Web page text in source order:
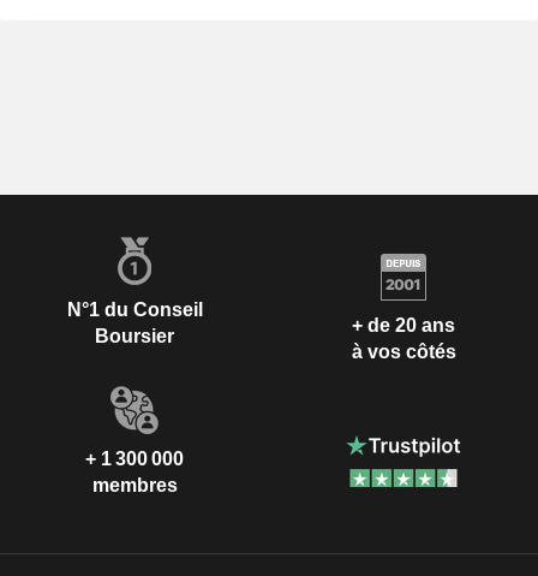
N°1 du Conseil
Boursier
+ de 20 ans
à vos côtés
+ 1 300 000
membres